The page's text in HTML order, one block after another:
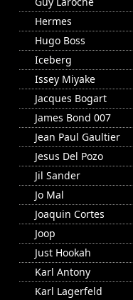
Hermes
Hugo Boss
Iceberg
Issey Miyake
Jacques Bogart
James Bond 007
Jean Paul Gaultier
Jesus Del Pozo
Jil Sander
Jo Mal
Joaquin Cortes
Joop
Just Hookah
Karl Antony
Karl Lagerfeld